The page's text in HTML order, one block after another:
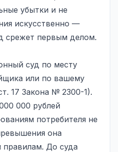
убытки и не
искусственно —
срежет первым делом.
суд по месту
или по вашему
17 Закона № 2300-1).
000 рублей
потребителя не
она
правилам. До суда